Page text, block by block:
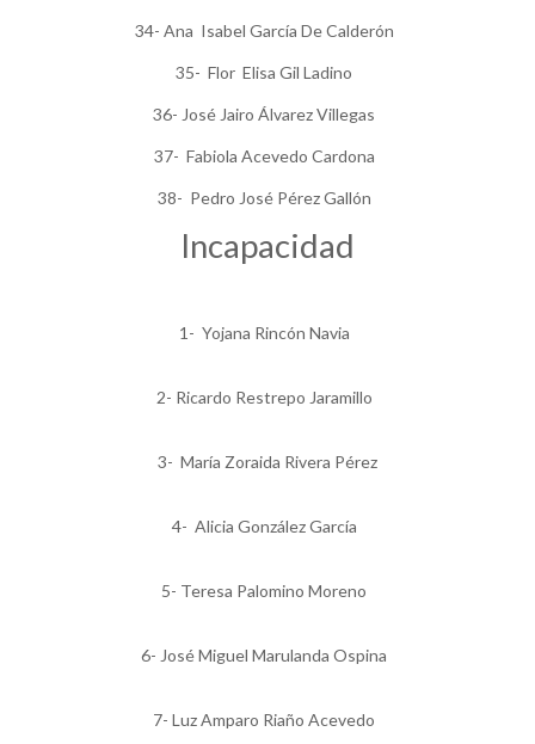
34- Ana Isabel García De Calderón
35- Flor Elisa Gil Ladino
36- José Jairo Álvarez Villegas
37- Fabiola Acevedo Cardona
38- Pedro José Pérez Gallón
Incapacidad
1- Yojana Rincón Navia
2- Ricardo Restrepo Jaramillo
3- María Zoraida Rivera Pérez
4- Alicia González García
5- Teresa Palomino Moreno
6- José Miguel Marulanda Ospina
7- Luz Amparo Riaño Acevedo